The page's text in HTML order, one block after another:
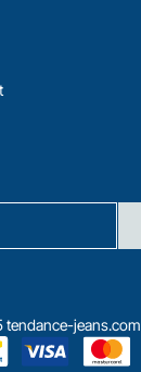
jeans.com